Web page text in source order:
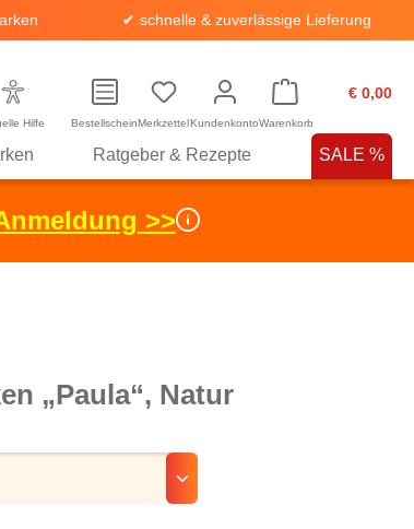
✔ schnelle & zuverlässige Lieferung
Hilfe BestellscheinMerkzettelKundenkonto
€ 0,00
Warenkorb
Ratgeber & Rezepte SALE %
>>
„Paula“, Natur